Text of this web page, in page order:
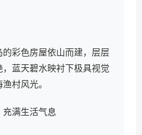
的彩色房屋依山而建，层层
蓝天碧水映衬下极具视觉
村风光。
充满生活气息